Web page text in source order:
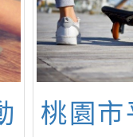
桃園